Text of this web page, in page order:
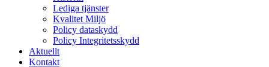
Lediga tjänster
Kvalitet Miljö
Policy dataskydd
Policy Integritetsskydd
Aktuellt
Kontakt